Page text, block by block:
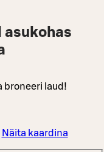
asukohas
broneeri laud!
Näita kaardina